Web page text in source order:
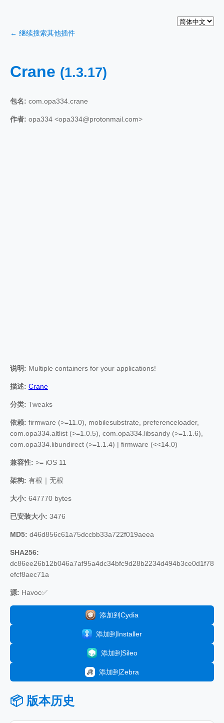
← 继续搜索其他插件
Crane (1.3.17)
包名: com.opa334.crane
作者: opa334 <opa334@protonmail.com>
说明: Multiple containers for your applications!
描述: Crane
分类: Tweaks
依赖: firmware (>=11.0), mobilesubstrate, preferenceloader,
com.opa334.altlist (>=1.0.5), com.opa334.libsandy (>=1.1.6),
com.opa334.libundirect (>=1.1.4) | firmware (<<14.0)
兼容性: >= iOS 11
架构: 有根｜无根
大小: 647770 bytes
已安装大小: 3476
MD5: d46d856c61a75dccbb33a722f019aeea
SHA256:
dc86ee26b12b046a7af95a4dc34bfc9d28b2234d494b3ce0d1f78
efcf8aec71a
源: Havoc✅
添加到Cydia
添加到Installer
添加到Sileo
添加到Zebra
📦 版本历史